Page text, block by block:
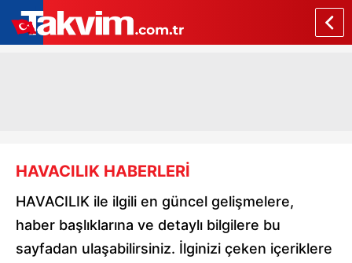
HAVACILIK HABERLERİ
HAVACILIK ile ilgili en güncel gelişmelere,
haber başlıklarına ve detaylı bilgilere bu
sayfadan ulaşabilirsiniz. İlginizi çeken içeriklere